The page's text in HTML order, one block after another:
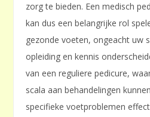
zorg te bieden. Een medisch
kan dus een belangrijke rol
gezonde voeten, ongeacht uw
opleiding en kennis
van een reguliere pedicure,
scala aan behandelingen
specifieke voetproblemen